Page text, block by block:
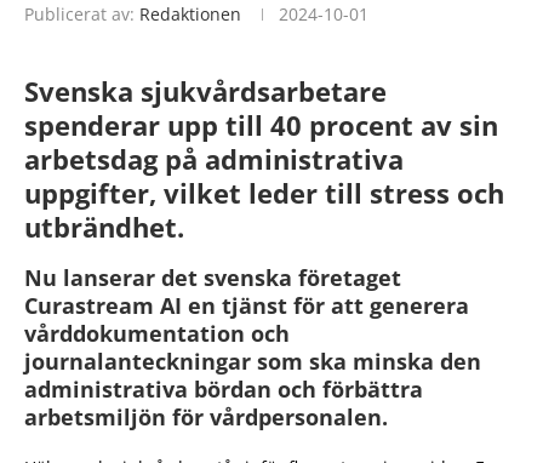
Publicerat av: Redaktionen 2024-10-01
Svenska sjukvårdsarbetare
spenderar upp till 40 procent av sin
arbetsdag på administrativa
uppgifter, vilket leder till stress och
utbrändhet.
Nu lanserar det svenska företaget
Curastream AI en tjänst för att generera
vårddokumentation och
journalanteckningar som ska minska den
administrativa bördan och förbättra
arbetsmiljön för vårdpersonalen.